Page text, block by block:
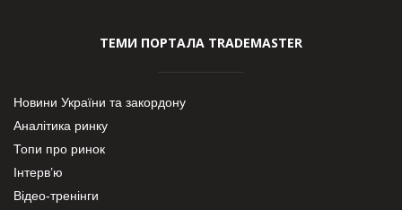
ТЕМИ ПОРТАЛА TRADEMASTER
Новини України та закордону
Аналітика ринку
Топи про ринок
Інтерв’ю
Відео-тренінги